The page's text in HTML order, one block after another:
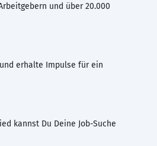
und über 20.000
erhalte Impulse für ein
kannst Du Deine Job-Suche